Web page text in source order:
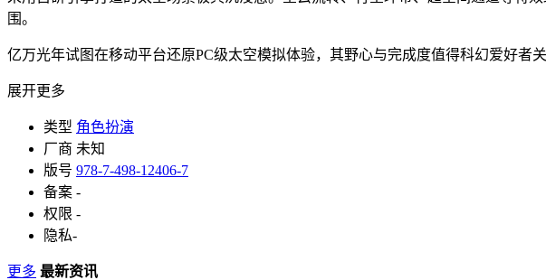
围。
亿万光年试图在移动平台还原PC级太空模拟体验，其野心与完成度值得科幻爱好者
展开更多
类型 角色扮演
厂商 未知
版号 978-7-498-12406-7
备案 -
权限 -
隐私-
更多 最新资讯